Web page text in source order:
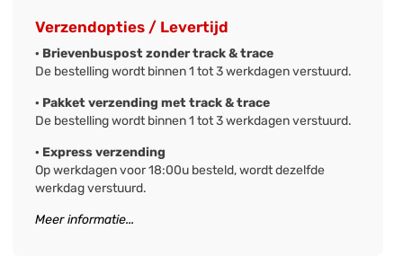
Verzendopties / Levertijd
· Brievenbuspost zonder track & trace
De bestelling wordt binnen 1 tot 3 werkdagen verstuurd.
· Pakket verzending met track & trace
De bestelling wordt binnen 1 tot 3 werkdagen verstuurd.
· Express verzending
Op werkdagen voor 18:00u besteld, wordt dezelfde
werkdag verstuurd.
Meer informatie...